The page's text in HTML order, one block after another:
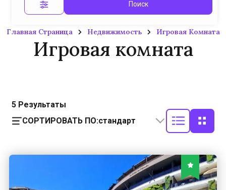
Поиск
Главная Страница Недвижимость Игровая Комната
Игровая комната
5 Результаты
СОРТИРОВАТЬ ПО:стандарт